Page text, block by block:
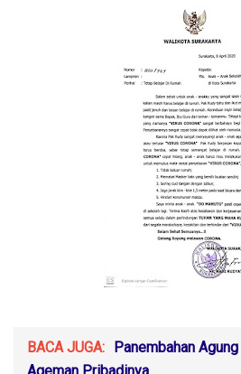
BACA JUGA: Panembahan